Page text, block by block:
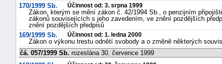
170/1999 Sb.
Účinnost od: 3. srpna 1999
Zákon, kterým se mění zákon č. 42/1994 Sb., o penzijním
zákonů souvisejících s jeho zavedením, ve znění pozdějších
znění pozdějších předpisů
169/1999 Sb.
Účinnost od: 1. ledna 2000
Zákon o výkonu trestu odnětí svobody a o změně některých
čá. 057/1999 Sb. rozeslána 30. července 1999